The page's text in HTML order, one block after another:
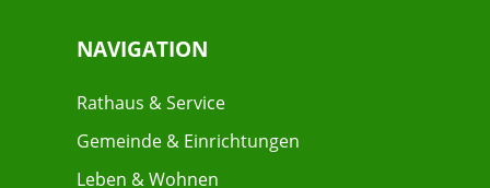
NAVIGATION
Rathaus & Service
Gemeinde & Einrichtungen
Leben & Wohnen